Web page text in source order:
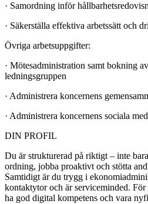
· Samordning inför
· Säkerställa effektiva arbetssätt och
Övriga arbetsuppgifter:
· Mötesadministration samt bokning
ledningsgruppen
· Administrera koncernens
· Administrera koncernens sociala
DIN PROFIL
Du är strukturerad på riktigt – inte
ordning, jobba proaktivt och stötta
Samtidigt är du trygg i
kontaktytor och är serviceminded. För
ha god digital kompetens och vara